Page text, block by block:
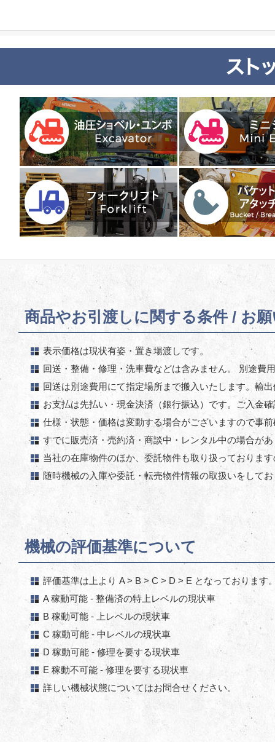
商品やお引渡しに関する条件 / お
表示価格は現状有姿・置き場渡しです。
回送・整備・修理・洗車費などは含みません。 別途費
回送は別途費用にて指定場所まで搬入いたします。輸
お支払は先払い・現金決済（銀行振込）です。ご入金
仕様・状態・価格は変動する場合がございますので事
すでに販売済・売約済・商談中・レンタル中の場合が
当社の在庫物件のほか、委託物件も取り扱っておりま
随時機械の入庫や委託・転売物件情報の取扱いをして
機械の評価基準について
評価基準は上より A > B > C > D > E となっております
A 稼動可能 - 整備済の特上レベルの現状車
B 稼動可能 - 上レベルの現状車
C 稼動可能 - 中レベルの現状車
D 稼動可能 - 修理を要する現状車
E 稼動不可能 - 修理を要する現状車
詳しい機械状態についてはお問合せください。